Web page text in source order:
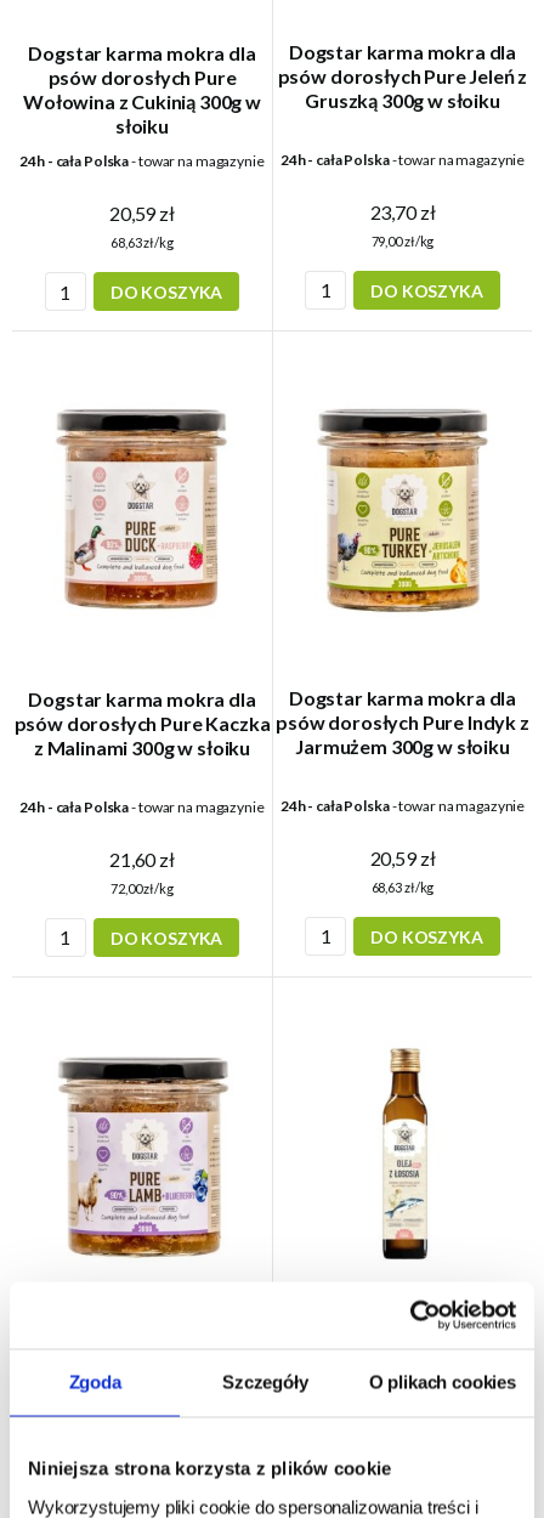
Zgoda Szczegóły O plikach cookies
Niniejsza strona korzysta z plików cookie
Wykorzystujemy pliki cookie do spersonalizowania treści i
Dogstar karma mokra dla
psów dorosłych Pure
Wołowina z Cukinią 300g w
słoiku
24h - cała Polska- towar na magazynie
20,59 zł
68,63 zł/kg
DO KOSZYKA
Dogstar karma mokra dla
psów dorosłych Pure Jeleń z
Gruszką 300g w słoiku
24h - cała Polska- towar na magazynie
23,70 zł
79,00 zł/kg
DO KOSZYKA
Dogstar karma mokra dla
psów dorosłych Pure Kaczka
z Malinami 300g w słoiku
24h - cała Polska- towar na magazynie
21,60 zł
72,00 zł/kg
DO KOSZYKA
Dogstar karma mokra dla
psów dorosłych Pure Indyk z
Jarmużem 300g w słoiku
24h - cała Polska- towar na magazynie
20,59 zł
68,63 zł/kg
DO KOSZYKA
Jagnięcina z Borówkami 300g
w słoiku
22,65 zł 24,90 zł